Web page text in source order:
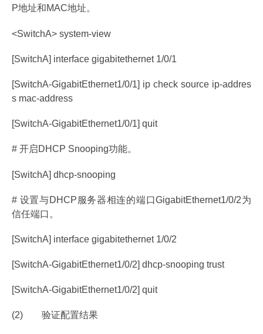
P地址和MAC地址。
<SwitchA> system-view
[SwitchA] interface gigabitethernet 1/0/1
[SwitchA-GigabitEthernet1/0/1] ip check source ip-addres
s mac-address
[SwitchA-GigabitEthernet1/0/1] quit
# 开启DHCP Snooping功能。
[SwitchA] dhcp-snooping
# 设置与DHCP服务器相连的端口GigabitEthernet1/0/2为
信任端口。
[SwitchA] interface gigabitethernet 1/0/2
[SwitchA-GigabitEthernet1/0/2] dhcp-snooping trust
[SwitchA-GigabitEthernet1/0/2] quit
(2) 验证配置结果